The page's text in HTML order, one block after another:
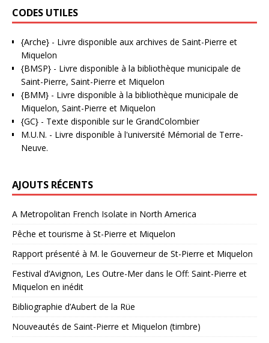
CODES UTILES
{Arche} - Livre disponible aux archives de Saint-Pierre et
Miquelon
{BMSP} - Livre disponible à la bibliothèque municipale de
Saint-Pierre, Saint-Pierre et Miquelon
{BMM} - Livre disponible à la bibliothèque municipale de
Miquelon, Saint-Pierre et Miquelon
{GC} - Texte disponible sur le GrandColombier
M.U.N. - Livre disponible à l'université Mémorial de Terre-
Neuve.
AJOUTS RÉCENTS
A Metropolitan French Isolate in North America
Pêche et tourisme à St-Pierre et Miquelon
Rapport présenté à M. le Gouverneur de St-Pierre et Miquelon
Festival d’Avignon, Les Outre-Mer dans le Off: Saint-Pierre et
Miquelon en inédit
Bibliographie d’Aubert de la Rüe
Nouveautés de Saint-Pierre et Miquelon (timbre)